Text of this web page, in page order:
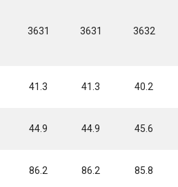
3631 3631 3632
41.3 41.3 40.2
44.9 44.9 45.6
86.2 86.2 85.8